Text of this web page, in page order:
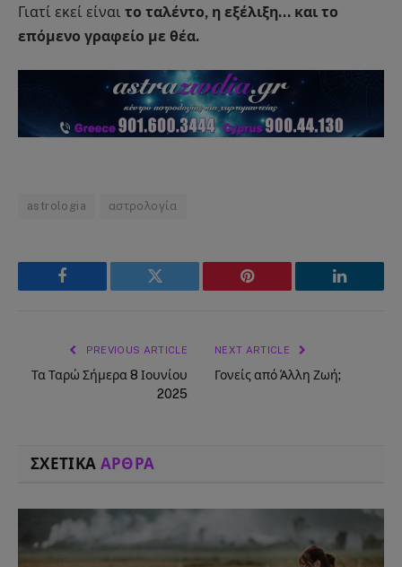
Γιατί εκεί είναι το ταλέντο, η εξέλιξη… και το
επόμενο γραφείο με θέα.
astrologia αστρολογία
Facebook Twitter Pinterest LinkedIn
PREVIOUS ARTICLE
Τα Ταρώ Σήμερα 8 Ιουνίου
2025
NEXT ARTICLE
Γονείς από Άλλη Ζωή;
ΣΧΕΤΙΚΑ ΑΡΘΡΑ